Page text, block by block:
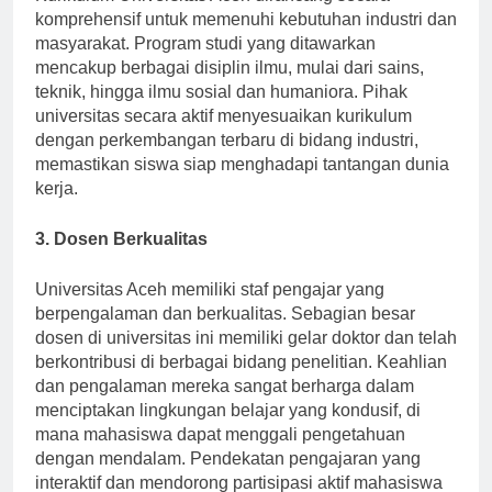
Kurikulum Universitas Aceh dirancang secara
komprehensif untuk memenuhi kebutuhan industri dan
masyarakat. Program studi yang ditawarkan
mencakup berbagai disiplin ilmu, mulai dari sains,
teknik, hingga ilmu sosial dan humaniora. Pihak
universitas secara aktif menyesuaikan kurikulum
dengan perkembangan terbaru di bidang industri,
memastikan siswa siap menghadapi tantangan dunia
Universitas Aceh memiliki staf pengajar yang
berpengalaman dan berkualitas. Sebagian besar
dosen di universitas ini memiliki gelar doktor dan telah
berkontribusi di berbagai bidang penelitian. Keahlian
dan pengalaman mereka sangat berharga dalam
menciptakan lingkungan belajar yang kondusif, di
mana mahasiswa dapat menggali pengetahuan
dengan mendalam. Pendekatan pengajaran yang